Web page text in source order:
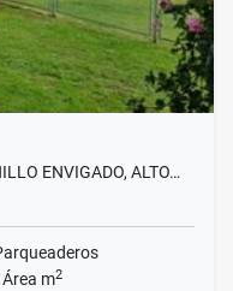
ENVIGADO, ALTO…
Área m2